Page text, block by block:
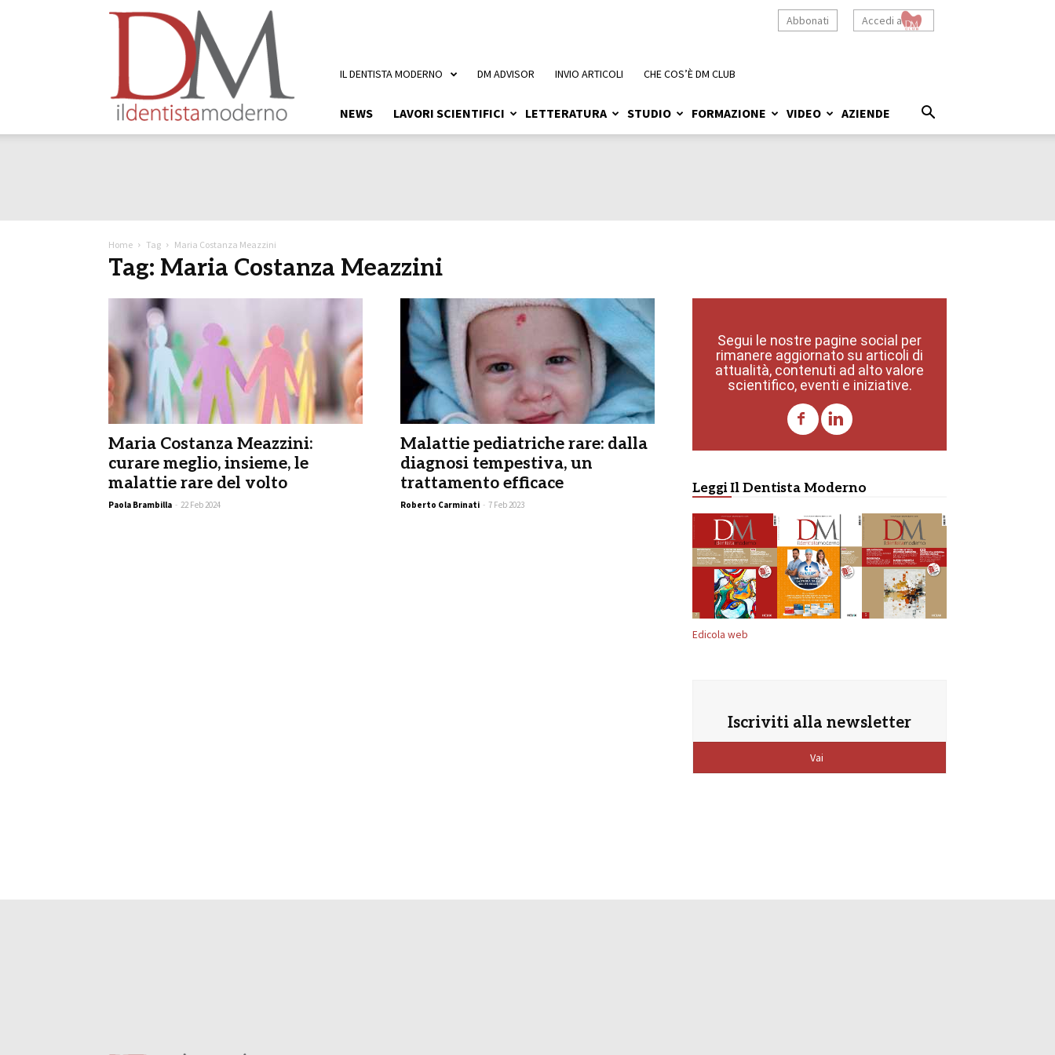
Accedi a
Abbonati
NEWS LAVORI SCIENTIFICI LETTERATURA STUDIO FORMAZIONE VIDEO AZIENDE
IL DENTISTA MODERNO DM ADVISOR INVIO ARTICOLI CHE COS’È DM CLUB
Home Tag Maria Costanza Meazzini
Tag: Maria Costanza Meazzini
Maria Costanza Meazzini:
curare meglio, insieme, le
malattie rare del volto
Paola Brambilla - 22 Feb 2024
Malattie pediatriche rare: dalla
diagnosi tempestiva, un
trattamento efficace
Roberto Carminati - 7 Feb 2023
Segui le nostre pagine social per
rimanere aggiornato su articoli di
attualità, contenuti ad alto valore
scientifico, eventi e iniziative.
Leggi Il Dentista Moderno
Edicola web
Iscriviti alla newsletter
Vai